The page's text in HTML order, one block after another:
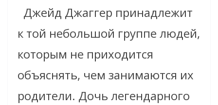
Джейд Джаггер принадлежит
к той небольшой группе людей,
которым не приходится
объяснять, чем занимаются их
родители. Дочь легендарного